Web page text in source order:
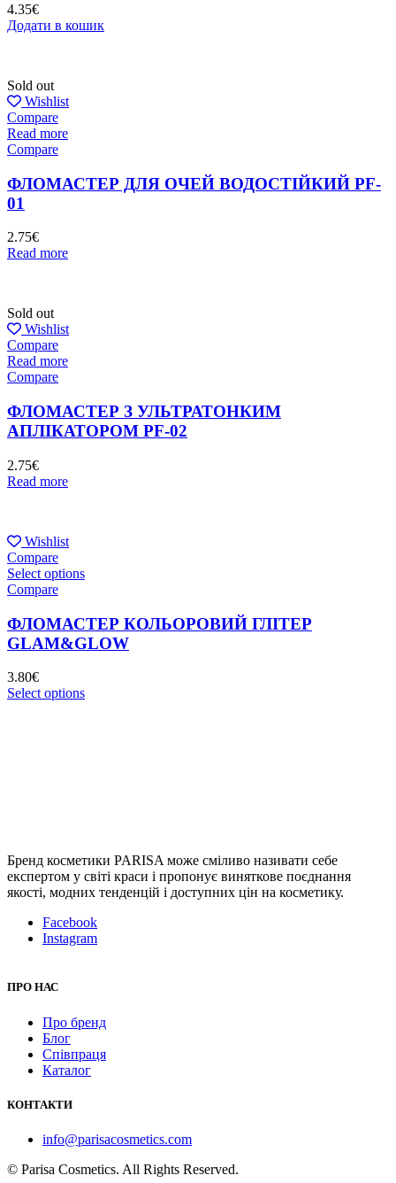
4.35€
Додати в кошик
Sold out
Wishlist
Compare
Read more
Compare
ФЛОМАСТЕР ДЛЯ ОЧЕЙ ВОДОСТІЙКИЙ PF-
01
2.75€
Read more
Sold out
Wishlist
Compare
Read more
Compare
ФЛОМАСТЕР З УЛЬТРАТОНКИМ
АПЛІКАТОРОМ PF-02
2.75€
Read more
Wishlist
Compare
Select options
Compare
ФЛОМАСТЕР КОЛЬОРОВИЙ ГЛІТЕР
GLAM&GLOW
3.80€
Select options
Бренд косметики PARISA може сміливо називати себе
експертом у світі краси і пропонує виняткове поєднання
якості, модних тенденцій і доступних цін на косметику.
Facebook
Instagram
ПРО НАС
Про бренд
Блог
Співпраця
Каталог
КОНТАКТИ
info@parisacosmetics.com
© Parisa Cosmetics. All Rights Reserved.